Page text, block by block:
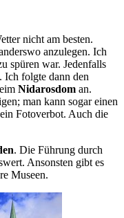
nicht am besten.
anzulegen. Ich
spüren war. Jedenfalls
Ich folgte dann den
Nidarosdom an.
man kann sogar einen
Fotoverbot. Auch die
. Die Führung durch
Ansonsten gibt es
Museen.